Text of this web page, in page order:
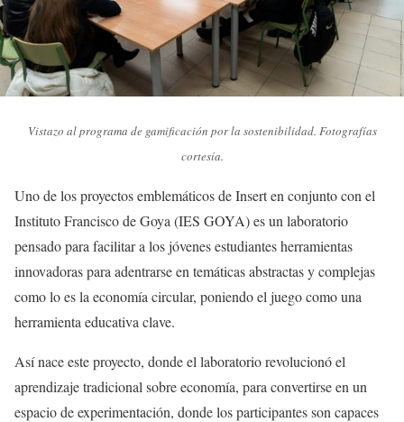
Vistazo al programa de gamificación por la sostenibilidad. Fotografías
cortesía.
Uno de los proyectos emblemáticos de Insert en conjunto con el
Instituto Francisco de Goya (IES GOYA) es un laboratorio
pensado para facilitar a los jóvenes estudiantes herramientas
innovadoras para adentrarse en temáticas abstractas y complejas
como lo es la economía circular, poniendo el juego como una
herramienta educativa clave.
Así nace este proyecto, donde el laboratorio revolucionó el
aprendizaje tradicional sobre economía, para convertirse en un
espacio de experimentación, donde los participantes son capaces